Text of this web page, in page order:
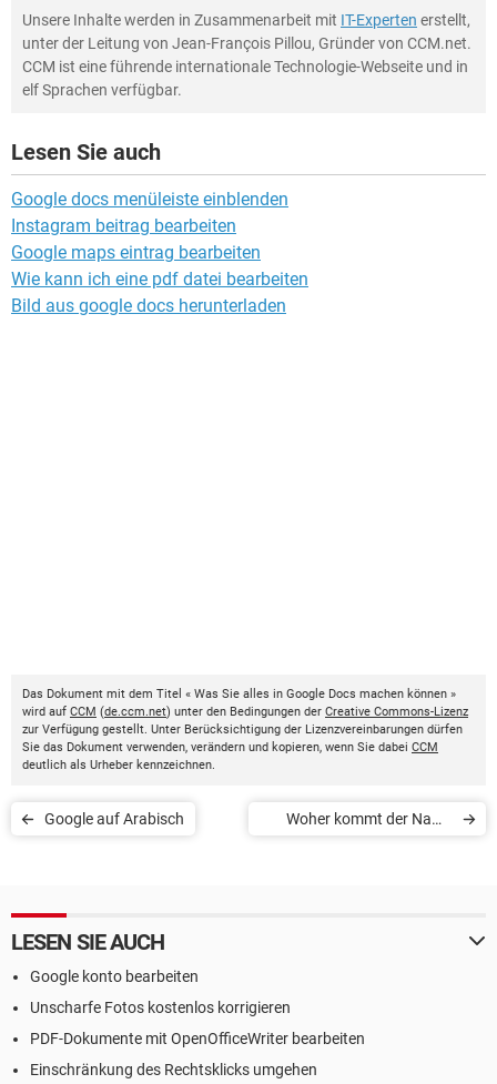
Unsere Inhalte werden in Zusammenarbeit mit IT-Experten erstellt,
unter der Leitung von Jean-François Pillou, Gründer von CCM.net.
CCM ist eine führende internationale Technologie-Webseite und in
elf Sprachen verfügbar.
Lesen Sie auch
Google docs menüleiste einblenden
Instagram beitrag bearbeiten
Google maps eintrag bearbeiten
Wie kann ich eine pdf datei bearbeiten
Bild aus google docs herunterladen
Das Dokument mit dem Titel « Was Sie alles in Google Docs machen können »
wird auf CCM (de.ccm.net) unter den Bedingungen der Creative Commons-Lizenz
zur Verfügung gestellt. Unter Berücksichtigung der Lizenzvereinbarungen dürfen
Sie das Dokument verwenden, verändern und kopieren, wenn Sie dabei CCM
deutlich als Urheber kennzeichnen.
Google auf Arabisch
Woher kommt der Name
LESEN SIE AUCH
Google konto bearbeiten
Unscharfe Fotos kostenlos korrigieren
PDF-Dokumente mit OpenOfficeWriter bearbeiten
Einschränkung des Rechtsklicks umgehen